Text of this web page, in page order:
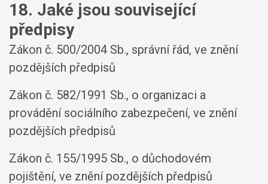
18. Jaké jsou související
předpisy
Zákon č. 500/2004 Sb., správní řád, ve znění
pozdějších předpisů
Zákon č. 582/1991 Sb., o organizaci a
provádění sociálního zabezpečení, ve znění
pozdějších předpisů
Zákon č. 155/1995 Sb., o důchodovém
pojištění, ve znění pozdějších předpisů